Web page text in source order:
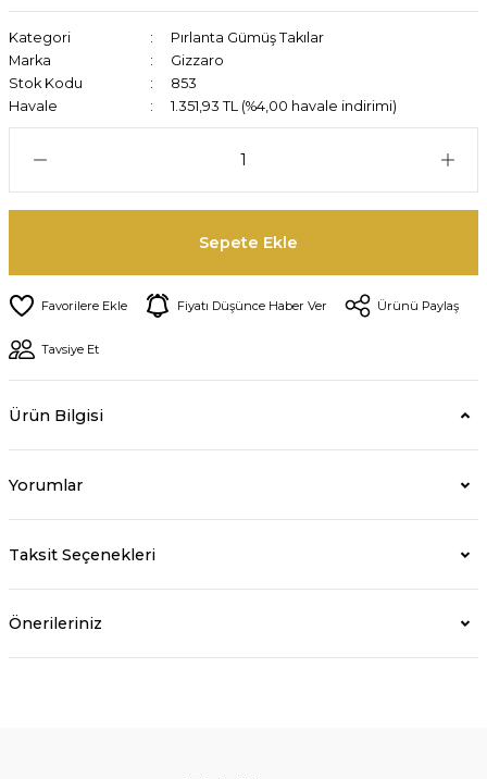
Kategori
Pırlanta Gümüş Takılar
Marka
Gizzaro
Stok Kodu
853
Havale
1.351,93 TL (%4,00 havale indirimi)
Sepete Ekle
Fiyatı Düşünce Haber Ver Ürünü Paylaş
Tavsiye Et
Ürün Bilgisi
Yorumlar
Taksit Seçenekleri
Önerileriniz